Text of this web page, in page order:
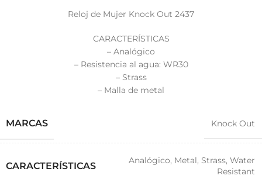
Reloj de Mujer Knock Out 2437
CARACTERÍSTICAS
– Analógico
– Resistencia al agua: WR30
– Strass
– Malla de metal
MARCAS Knock Out
CARACTERÍSTICAS Analógico, Metal, Strass, Water
Resistant